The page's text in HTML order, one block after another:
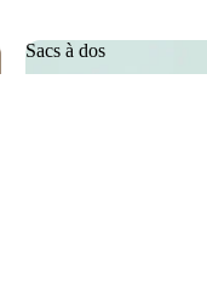
Sacs à dos